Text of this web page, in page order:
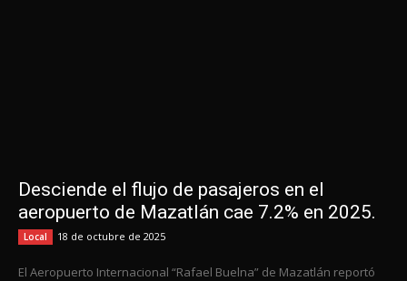
Desciende el flujo de pasajeros en el
aeropuerto de Mazatlán cae 7.2% en 2025.
Local 18 de octubre de 2025
El Aeropuerto Internacional “Rafael Buelna” de Mazatlán reportó